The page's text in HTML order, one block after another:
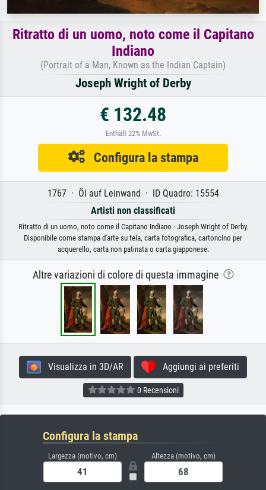
Ritratto di un uomo, noto come il Capitano
Indiano
(Portrait of a Man, Known as the Indian Captain)
Joseph Wright of Derby
€ 132.48
Enthält 22% MwSt.
Configura la stampa
1767 · Öl auf Leinwand · ID Quadro: 15554
Artisti non classificati
Ritratto di un uomo, noto come il Capitano Indiano · Joseph Wright of Derby.
Disponibile come stampa d'arte su tela, carta fotografica, cartoncino per
acquerello, carta non patinata o carta giapponese.
Altre variazioni di colore di questa immagine
Visualizza in 3D/AR Aggiungi ai preferiti
0 Recensioni
Configura la stampa
Largezza (motivo, cm) Altezza (motivo, cm)